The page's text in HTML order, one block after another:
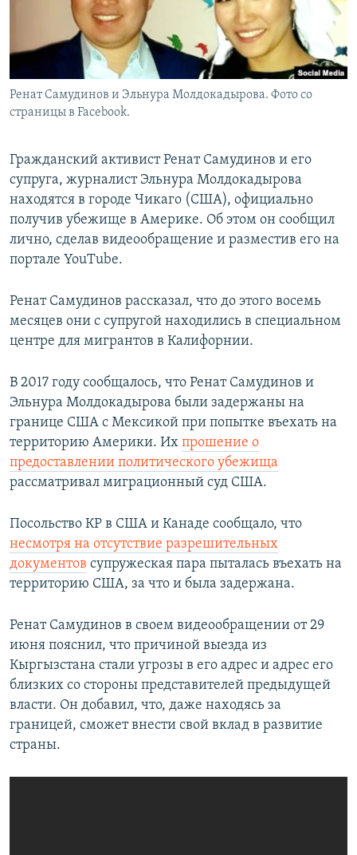
Ренат Самудинов и Эльнура Молдокадырова. Фото со
страницы в Facebook.
Гражданский активист Ренат Самудинов и его
супруга, журналист Эльнура Молдокадырова
находятся в городе Чикаго (США), официально
получив убежище в Америке. Об этом он сообщил
лично, сделав видеообращение и разместив его на
портале YouTube.
Ренат Самудинов рассказал, что до этого восемь
месяцев они с супругой находились в специальном
центре для мигрантов в Калифорнии.
В 2017 году сообщалось, что Ренат Самудинов и
Эльнура Молдокадырова были задержаны на
границе США с Мексикой при попытке въехать на
территорию Америки. Их прошение о
предоставлении политического убежища
рассматривал миграционный суд США.
Посольство КР в США и Канаде сообщало, что
несмотря на отсутствие разрешительных
документов супружеская пара пыталась въехать на
территорию США, за что и была задержана.
Ренат Самудинов в своем видеообращении от 29
июня пояснил, что причиной выезда из
Кыргызстана стали угрозы в его адрес и адрес его
близких со стороны представителей предыдущей
власти. Он добавил, что, даже находясь за
границей, сможет внести свой вклад в развитие
страны.